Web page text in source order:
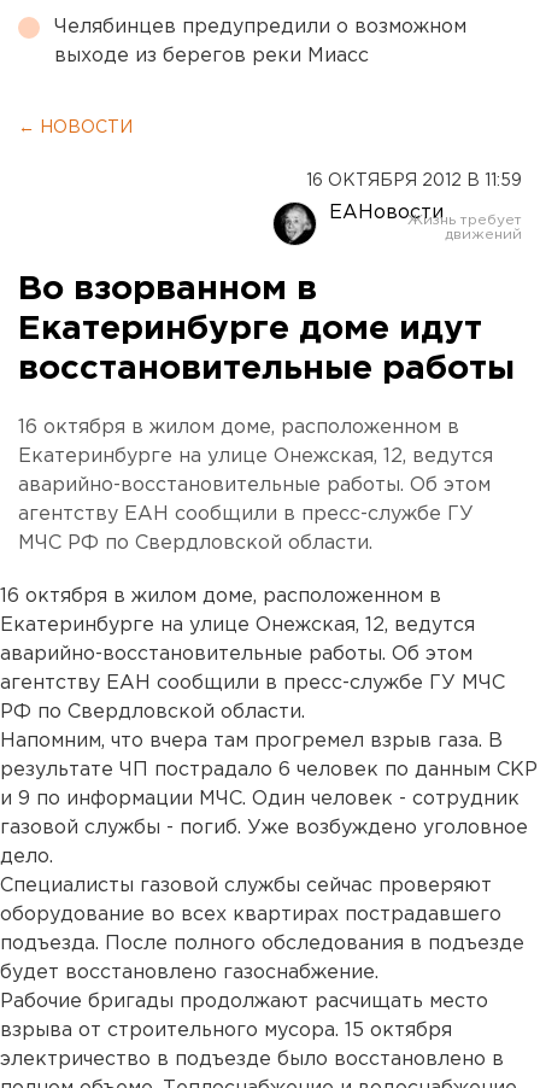
Челябинцев предупредили о возможном
выходе из берегов реки Миасс
← НОВОСТИ
16 ОКТЯБРЯ 2012 В 11:59
ЕАНовости
Во взорванном в
Екатеринбурге доме идут
восстановительные работы
16 октября в жилом доме, расположенном в
Екатеринбурге на улице Онежская, 12, ведутся
аварийно-восстановительные работы. Об этом
агентству ЕАН сообщили в пресс-службе ГУ
МЧС РФ по Свердловской области.
16 октября в жилом доме, расположенном в
Екатеринбурге на улице Онежская, 12, ведутся
аварийно-восстановительные работы. Об этом
агентству ЕАН сообщили в пресс-службе ГУ МЧС
РФ по Свердловской области.
Напомним, что вчера там прогремел взрыв газа. В
результате ЧП пострадало 6 человек по данным СКР
и 9 по информации МЧС. Один человек - сотрудник
газовой службы - погиб. Уже возбуждено уголовное
дело.
Специалисты газовой службы сейчас проверяют
оборудование во всех квартирах пострадавшего
подъезда. После полного обследования в подъезде
будет восстановлено газоснабжение.
Рабочие бригады продолжают расчищать место
взрыва от строительного мусора. 15 октября
электричество в подъезде было восстановлено в